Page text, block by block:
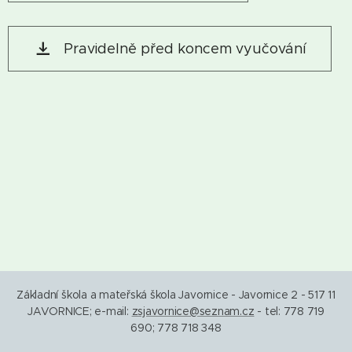
Pravidelně před koncem vyučování
Základní škola a mateřská škola Javornice - Javornice 2 - 517 11
JAVORNICE; e-mail: zsjavornice@seznam.cz - tel: 778 719
690; 778 718 348